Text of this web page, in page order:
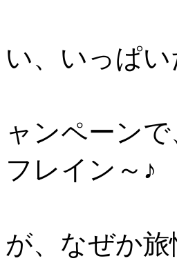
行きの
い、いっぱい
ちょう
ャンペーン
フレイン～♪
カセッ
が、なぜか